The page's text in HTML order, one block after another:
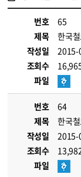
번호
65
제목
한국
작성일
2015-
조회수
파일
번호
64
제목
한국
작성일
2015-
조회수
파일